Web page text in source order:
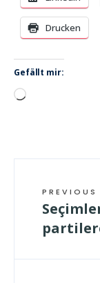
Drucken
Gefällt mir:
Wird
PREVIOUS